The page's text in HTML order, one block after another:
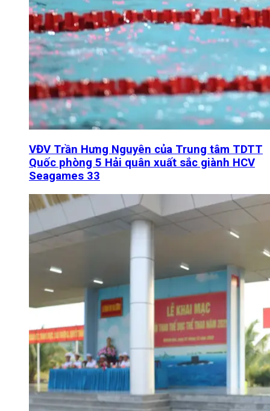
VĐV Trần Hưng Nguyên của Trung tâm TDTT
Quốc phòng 5 Hải quân xuất sắc giành HCV
Seagames 33